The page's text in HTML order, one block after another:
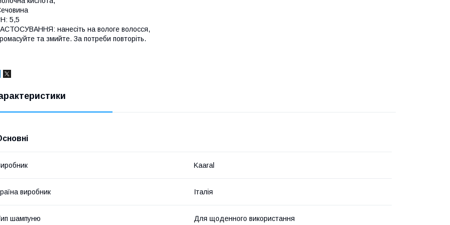
5,5
нанесіть на вологе волосся,
та змийте. За потреби повторіть.
Kaaral
виробник Італія
шампуню Для щоденного використання